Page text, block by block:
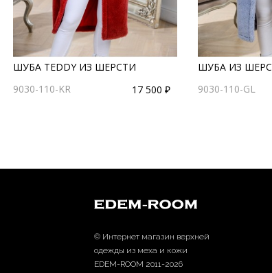
ШУБА TEDDY ИЗ ШЕРСТИ
9030-110-KR
17 500 ₽
ШУБА ИЗ
9030-110-GL
© Интернет магазин верхней
одежды из меха и кожи
EDEM-ROOM 2011-2026